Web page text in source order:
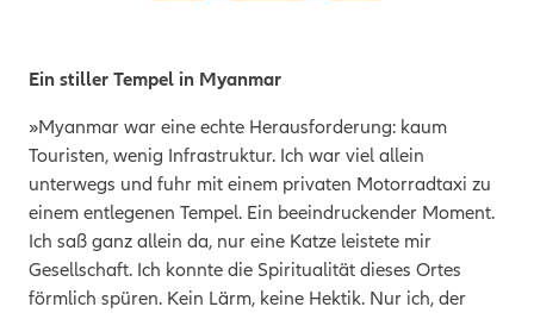
Ein stiller Tempel in Myanmar
»Myanmar war eine echte Herausforderung: kaum
Touristen, wenig Infrastruktur. Ich war viel allein
unterwegs und fuhr mit einem privaten Motorradtaxi zu
einem entlegenen Tempel. Ein beeindruckender Moment.
Ich saß ganz allein da, nur eine Katze leistete mir
Gesellschaft. Ich konnte die Spiritualität dieses Ortes
förmlich spüren. Kein Lärm, keine Hektik. Nur ich, der